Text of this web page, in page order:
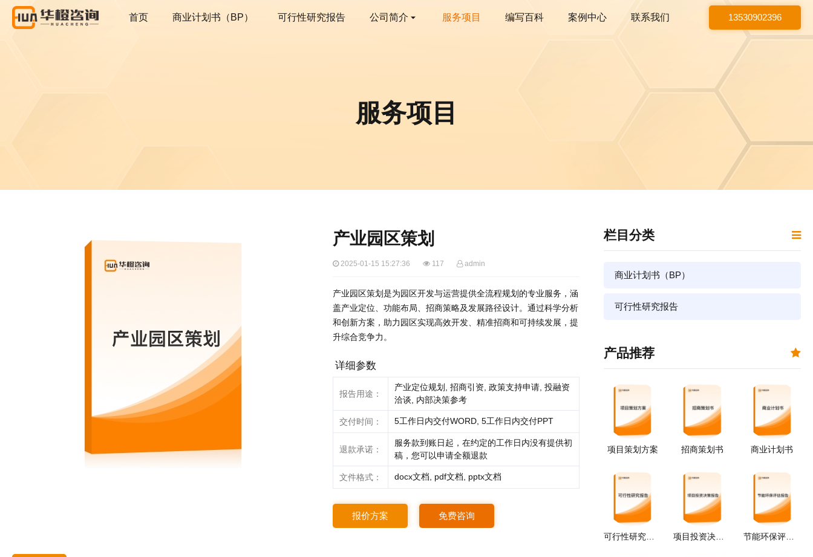
首页 商业计划书（BP） 可行性研究报告 公司简介 服务项目 编写百科 案例中心 联系我们 13530902396
服务项目
产业园区策划
2025-01-15 15:27:36 117 admin
产业园区策划是为园区开发与运营提供全流程规划的专业服务，涵
盖产业定位、功能布局、招商策略及发展路径设计。通过科学分析
和创新方案，助力园区实现高效开发、精准招商和可持续发展，提
升综合竞争力。
详细参数
报告用途：
产业定位规划, 招商引资, 政策支持申请, 投融资
洽谈, 内部决策参考
交付时间： 5工作日内交付WORD, 5工作日内交付PPT
退款承诺：
服务款到账日起，在约定的工作日内没有提供初
稿，您可以申请全额退款
文件格式： docx文档, pdf文档, pptx文档
报价方案 免费咨询
栏目分类
商业计划书（BP）
可行性研究报告
产品推荐
项目策划方案 招商策划书 商业计划书
节能环保评估报告